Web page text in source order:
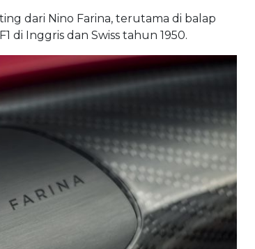
dari Nino Farina, terutama di balap
di Inggris dan Swiss tahun 1950.